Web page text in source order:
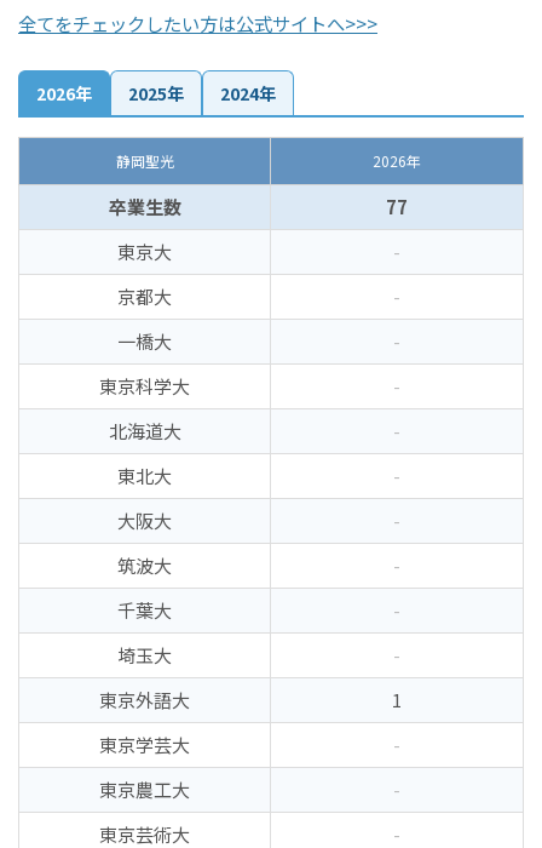
全てをチェックしたい方は公式サイトへ>>>
2026年 2025年 2024年
静岡聖光 2026年
卒業生数
77
東京大
-
京都大
-
一橋大
-
東京科学大
-
北海道大
-
東北大
-
大阪大
-
筑波大
-
千葉大
-
埼玉大
-
東京外語大
1
東京学芸大
-
東京農工大
-
東京芸術大
-